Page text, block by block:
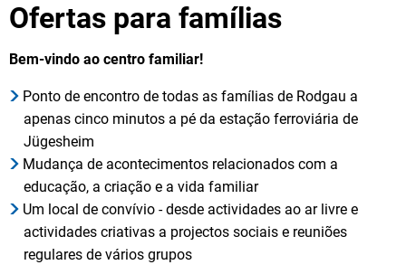
Русский
Deutsch
Ofertas para famílias
Bem-vindo ao centro familiar!
Ponto de encontro de todas as famílias de Rodgau a
apenas cinco minutos a pé da estação ferroviária de
Jügesheim
Mudança de acontecimentos relacionados com a
educação, a criação e a vida familiar
Um local de convívio - desde actividades ao ar livre e
actividades criativas a projectos sociais e reuniões
regulares de vários grupos